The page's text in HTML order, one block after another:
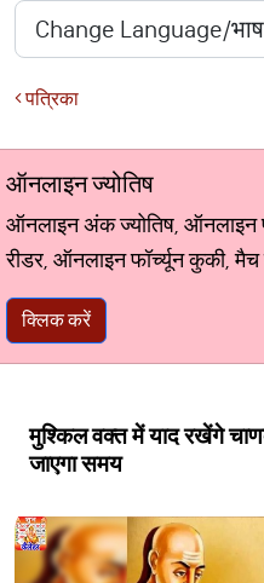
पत्रिका
ऑनलाइन ज्योतिष
ऑनलाइन अंक ज्योतिष, ऑनलाइन
रीडर, ऑनलाइन फॉर्च्यून कुकी,
क्लिक करें
मुश्किल वक्त में याद रखेंगे
जाएगा समय